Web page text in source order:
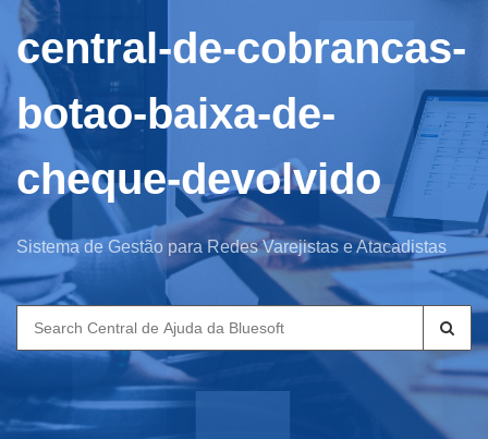
central-de-cobrancas-
botao-baixa-de-
cheque-devolvido
Sistema de Gestão para Redes Varejistas e Atacadistas
Search
for: